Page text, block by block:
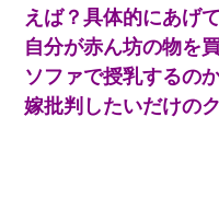
彼氏の家に泊まる事になり
と電気を消すとミシッって
よくドアを開けるとなんと…
【復讐】義兄嫁「生活費、
えば？具体的にあげ
自分が赤ん坊の物を
ソファで授乳するの
嫁批判したいだけの